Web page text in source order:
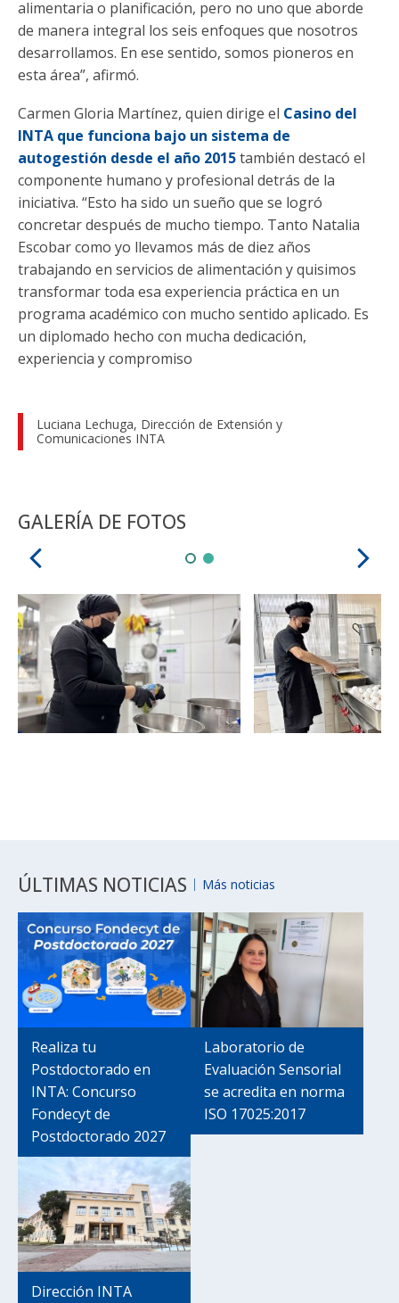
alimentaria o planificación, pero no uno que aborde
de manera integral los seis enfoques que nosotros
desarrollamos. En ese sentido, somos pioneros en
esta área”, afirmó.
Carmen Gloria Martínez, quien dirige el Casino del
INTA que funciona bajo un sistema de
autogestión desde el año 2015también destacó el
componente humano y profesional detrás de la
iniciativa. “Esto ha sido un sueño que se logró
concretar después de mucho tiempo. Tanto Natalia
Escobar como yo llevamos más de diez años
trabajando en servicios de alimentación y quisimos
transformar toda esa experiencia práctica en un
programa académico con mucho sentido aplicado. Es
un diplomado hecho con mucha dedicación,
experiencia y compromiso
Luciana Lechuga, Dirección de Extensión y
Comunicaciones INTA
GALERÍA DE FOTOS
Zoom Zoom
ÚLTIMAS NOTICIAS Más noticias
Realiza tu
Postdoctorado en
INTA: Concurso
Fondecyt de
Postdoctorado 2027
Laboratorio de
Evaluación Sensorial
se acredita en norma
ISO 17025:2017
Dirección INTA